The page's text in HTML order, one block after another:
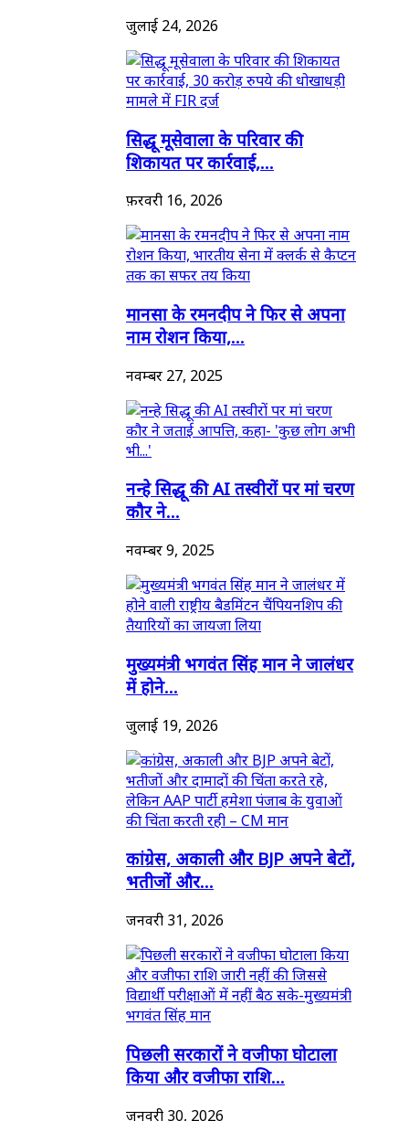
जुलाई 24, 2026
सिद्धू मूसेवाला के परिवार की
शिकायत पर कार्रवाई,...
फ़रवरी 16, 2026
मानसा के रमनदीप ने फिर से अपना
नाम रोशन किया,...
नवम्बर 27, 2025
नन्हे सिद्धू की AI तस्वीरों पर मां चरण
कौर ने...
नवम्बर 9, 2025
मुख्यमंत्री भगवंत सिंह मान ने जालंधर
में होने...
जुलाई 19, 2026
कांग्रेस, अकाली और BJP अपने बेटों,
भतीजों और...
जनवरी 31, 2026
पिछली सरकारों ने वजीफा घोटाला
किया और वजीफा राशि...
जनवरी 30, 2026